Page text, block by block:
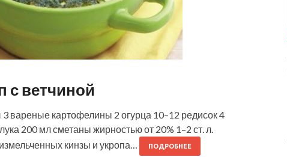
ветчиной
картофелины 2 огурца 10–12 редисок 4
200 мл сметаны жирностью от 20% 1–2 ст. л.
кинзы и укропа…
ПОДРОБНЕЕ